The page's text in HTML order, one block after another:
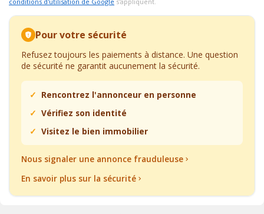
Pour votre sécurité
Refusez toujours les paiements à distance. Une question
de sécurité ne garantit aucunement la sécurité.
Rencontrez l'annonceur en personne
Vérifiez son identité
Visitez le bien immobilier
Nous signaler une annonce frauduleuse
En savoir plus sur la sécurité